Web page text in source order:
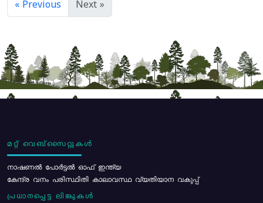
« Previous Next »
മറ്റ് വെബ്സൈറ്റുകൾ
നാഷണൽ പോർട്ടൽ ഓഫ് ഇന്ത്യ
കേന്ദ്ര വനം പരിസ്ഥിതി കാലാവസ്ഥ വ്യതിയാന വകുപ്പ്
പ്രധാനപ്പെട്ട ലിങ്കുകൾ